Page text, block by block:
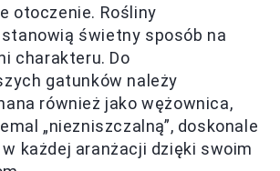
otoczenie. Rośliny
świetny sposób na
charakteru. Do
gatunków należy
również jako wężownica,
„niezniszczalną”, doskonale
każdej aranżacji dzięki swoim